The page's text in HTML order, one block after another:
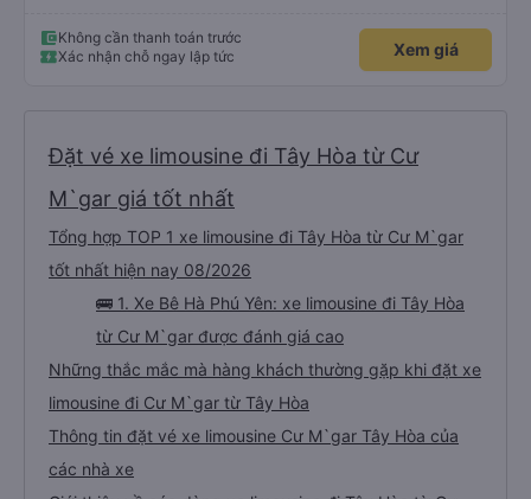
Không cần thanh toán trước
Xác nhận chỗ ngay lập tức
Xem giá
Đặt vé xe limousine đi Tây Hòa từ Cư
M`gar giá tốt nhất
Tổng hợp TOP 1 xe limousine đi Tây Hòa từ Cư M`gar
tốt nhất hiện nay 08/2026
🚌 1. Xe Bê Hà Phú Yên: xe limousine đi Tây Hòa
từ Cư M`gar được đánh giá cao
Những thắc mắc mà hàng khách thường gặp khi đặt xe
limousine đi Cư M`gar từ Tây Hòa
Thông tin đặt vé xe limousine Cư M`gar Tây Hòa của
các nhà xe